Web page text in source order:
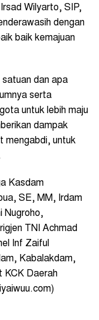
Wilyarto, SIP,
dengan
baik kemajuan
satuan dan apa
serta
untuk lebih maju
dampak
mengabdi, untuk
Kasdam
SE, MM, Irdam
Nugroho,
TNI Achmad
Inf Zaiful
Kabalakdam,
KCK Daerah